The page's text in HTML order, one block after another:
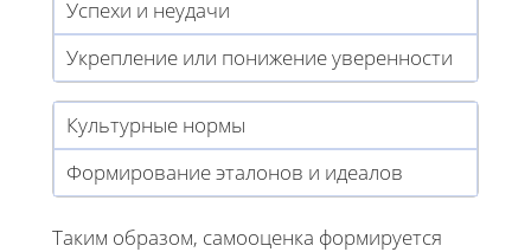
Успехи и неудачи
Укрепление или понижение уверенности
Культурные нормы
Формирование эталонов и идеалов
Таким образом, самооценка формируется